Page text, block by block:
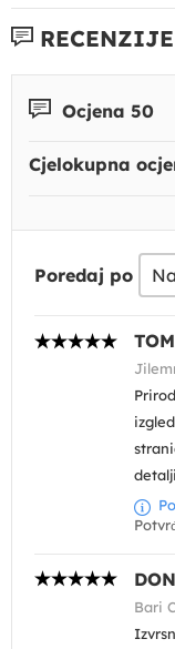
Ocjena 50
Cjelokupna
Poredaj po
Bari